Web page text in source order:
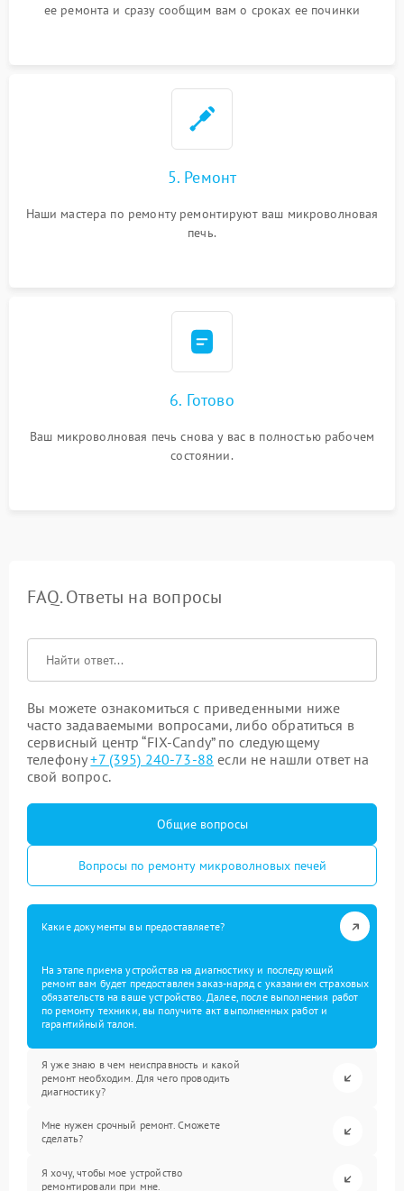
ее ремонта и сразу сообщим вам о сроках ее починки
5. Ремонт
Наши мастера по ремонту ремонтируют ваш микроволновая
печь.
6. Готово
Ваш микроволновая печь снова у вас в полностью рабочем
состоянии.
FAQ. Ответы на вопросы
Вы можете ознакомиться с приведенными ниже
часто задаваемыми вопросами, либо обратиться в
сервисный центр “FIX-Candy” по следующему
телефону+7 (395) 240-73-88 если не нашли ответ на
свой вопрос.
Общие вопросы
Вопросы по ремонту микроволновых печей
Какие документы вы предоставляете?
На этапе приема устройства на диагностику и последующий
ремонт вам будет предоставлен заказ-наряд с указанием страховых
обязательств на ваше устройство. Далее, после выполнения работ
по ремонту техники, вы получите акт выполненных работ и
гарантийный талон.
Я уже знаю в чем неисправность и какой
ремонт необходим. Для чего проводить
диагностику?
Мне нужен срочный ремонт. Сможете
сделать?
Я хочу, чтобы мое устройство
ремонтировали при мне.